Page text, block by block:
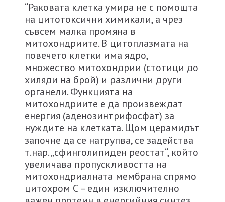
“Раковата клетка умира не с помощта
на цитотоксични химикали, а чрез
съвсем малка промяна в
митохондриите. В цитоплазмата на
повечето клетки има ядро,
множество митохондрии (стотици до
хиляди на брой) и различни други
органели. Функцията на
митохондриите е да произвеждат
енергия (аденозинтрифосфат) за
нуждите на клетката. Щом церамидът
започне да се натрупва, се задейства
т.нар. „сфинголипиден реостат“, който
увеличава пропускливостта на
митохондриалната мембрана спрямо
цитохром С – един изключително